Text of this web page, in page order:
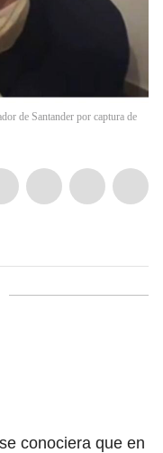
de Santander por captura de
conociera que en